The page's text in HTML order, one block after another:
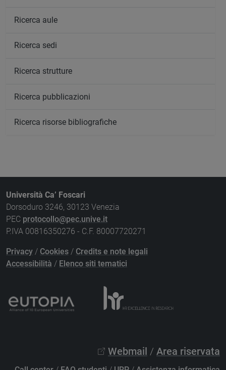
Ricerca aule
Ricerca sedi
Ricerca strutture
Ricerca pubblicazioni
Ricerca risorse bibliografiche
Università Ca’ Foscari
Dorsoduro 3246, 30123 Venezia
PEC protocollo@pec.unive.it
P.IVA 00816350276 - C.F. 80007720271
Privacy / Cookies / Credits e note legali
Accessibilità / Elenco siti tematici
Webmail / Area riservata